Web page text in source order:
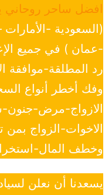
افضل ساحر روحاني
(السعودية -
-عمان ) في جميع
رد المطلقة-موافقة
وفك أخطر أنواع
الازواج-مرض-
الاخوات-الزواج
وخطف المال-
يسعدنا أن نعلن